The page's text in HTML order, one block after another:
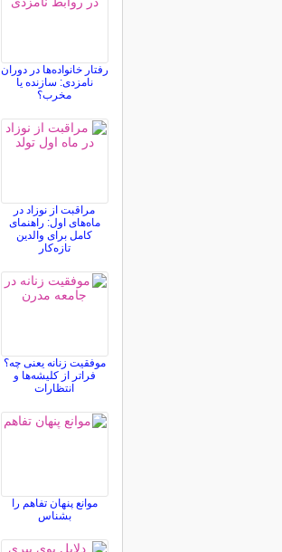
رفتار خانواده‌ها در دوران
نامزدی: سازنده یا
مخرب؟
مراقبت از نوزاد در
ماه‌های اول: راهنمای
کامل برای والدین
تازه‌کار
موفقیت زنانه یعنی چه؟
فراتر از کلیشه‌ها و
انتظارات
موانع پنهان تفاهم را
بشناس